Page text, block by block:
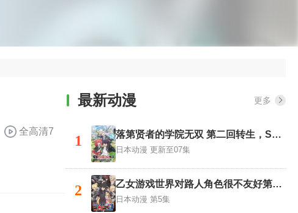
全高清7
最新动漫 更多
1 落第贤者的学院无双 第二回转生，S等级作弊魔术师冒险记
日本动漫 更新至07集
2 乙女游戏世界对路人角色很不友好第二季
日本动漫 第5集